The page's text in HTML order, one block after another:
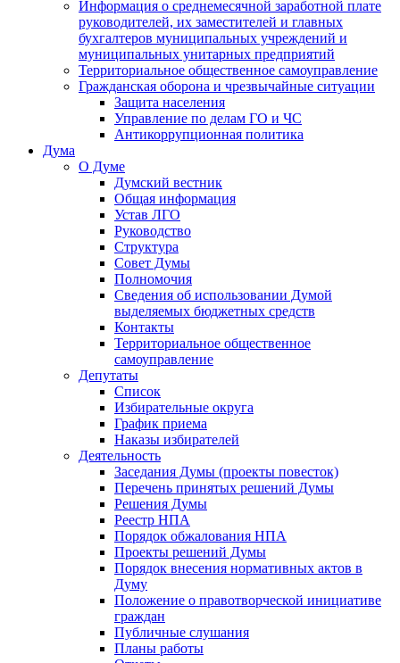
Информация о среднемесячной заработной плате
руководителей, их заместителей и главных
бухгалтеров муниципальных учреждений и
муниципальных унитарных предприятий
Территориальное общественное самоуправление
Гражданская оборона и чрезвычайные ситуации
Защита населения
Управление по делам ГО и ЧС
Антикоррупционная политика
Дума
О Думе
Думский вестник
Общая информация
Устав ЛГО
Руководство
Структура
Совет Думы
Полномочия
Сведения об использовании Думой
выделяемых бюджетных средств
Контакты
Территориальное общественное
самоуправление
Депутаты
Список
Избирательные округа
График приема
Наказы избирателей
Деятельность
Заседания Думы (проекты повесток)
Перечень принятых решений Думы
Решения Думы
Реестр НПА
Порядок обжалования НПА
Проекты решений Думы
Порядок внесения нормативных актов в
Думу
Положение о правотворческой инициативе
граждан
Публичные слушания
Планы работы